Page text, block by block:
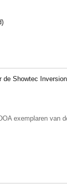
Showtec
exemplaren van